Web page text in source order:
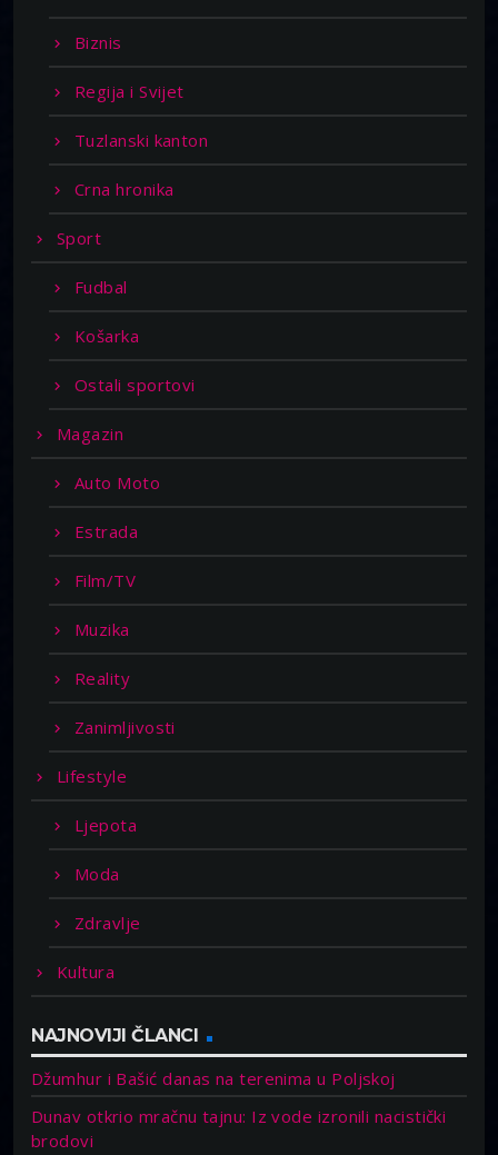
Biznis
Regija i Svijet
Tuzlanski kanton
Crna hronika
Sport
Fudbal
Košarka
Ostali sportovi
Magazin
Auto Moto
Estrada
Film/TV
Muzika
Reality
Zanimljivosti
Lifestyle
Ljepota
Moda
Zdravlje
Kultura
NAJNOVIJI ČLANCI
Džumhur i Bašić danas na terenima u Poljskoj
Dunav otkrio mračnu tajnu: Iz vode izronili nacistički
brodovi